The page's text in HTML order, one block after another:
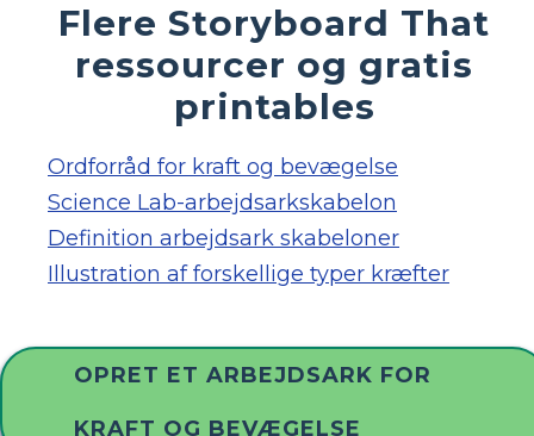
Flere Storyboard That
ressourcer og gratis
printables
Ordforråd for kraft og bevægelse
Science Lab-arbejdsarkskabelon
Definition arbejdsark skabeloner
Illustration af forskellige typer kræfter
OPRET ET ARBEJDSARK FOR
KRAFT OG BEVÆGELSE